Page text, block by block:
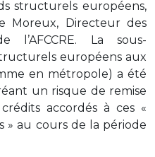
structurels européens,
Moreux, Directeur des
l’AFCCRE. La sous-
européens aux
en métropole) a été
un risque de remise
accordés à ces «
» au cours de la période